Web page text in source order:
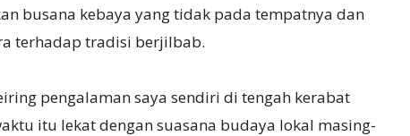
busana kebaya yang tidak pada tempatnya dan
terhadap tradisi berjilbab.
pengalaman saya sendiri di tengah kerabat
itu lekat dengan suasana budaya lokal masing-